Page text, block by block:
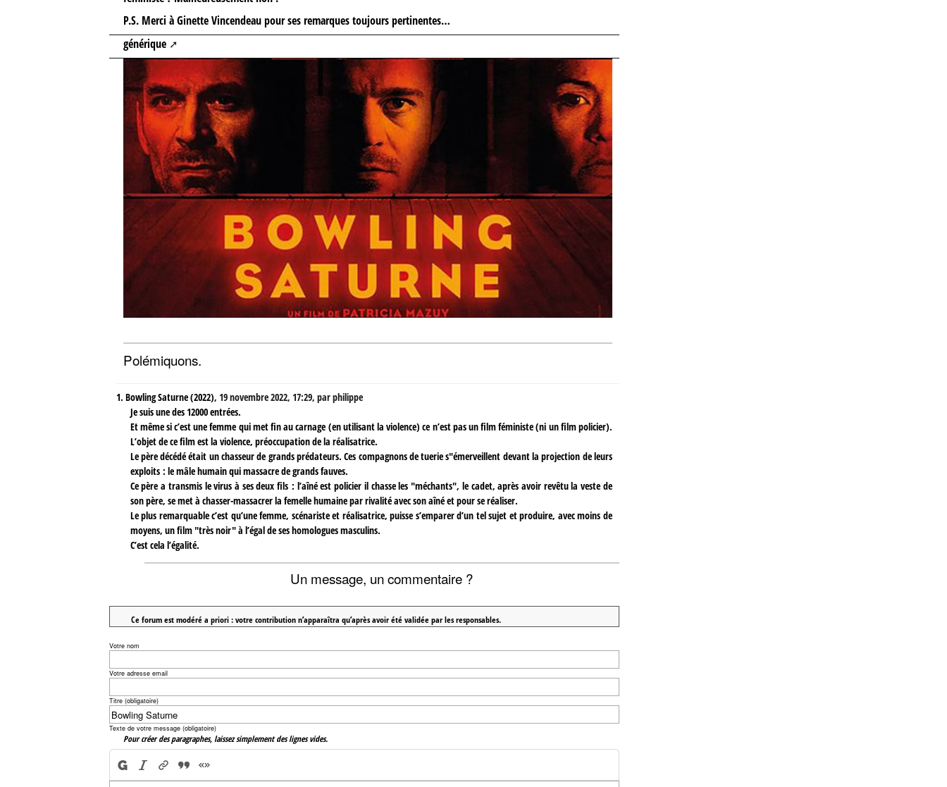
P.S. Merci à Ginette Vincendeau pour ses remarques toujours pertinentes…
générique
Polémiquons.
1. Bowling Saturne (2022), 19 novembre 2022, 17:29, parphilippe
Je suis une des 12000 entrées.
Et même si c’est une femme qui met fin au carnage (en utilisant la violence) ce n’est pas un film féministe (ni un film policier).
L’objet de ce film est la violence, préoccupation de la réalisatrice.
Le père décédé était un chasseur de grands prédateurs. Ces compagnons de tuerie s"émerveillent devant la projection de leurs
exploits : le mâle humain qui massacre de grands fauves.
Ce père a transmis le virus à ses deux fils : l’aîné est policier il chasse les "méchants", le cadet, après avoir revêtu la veste de
son père, se met à chasser-massacrer la femelle humaine par rivalité avec son aîné et pour se réaliser.
Le plus remarquable c’est qu’une femme, scénariste et réalisatrice, puisse s’emparer d’un tel sujet et produire, avec moins de
moyens, un film "très noir" à l’égal de ses homologues masculins.
C’est cela l’égalité.
Un message, un commentaire ?
Ce forum est modéré a priori : votre contribution n’apparaîtra qu’après avoir été validée par les responsables.
Votre nom
Votre adresse email
Titre (obligatoire)
Texte de votre message (obligatoire)
Pour créer des paragraphes, laissez simplement des lignes vides.